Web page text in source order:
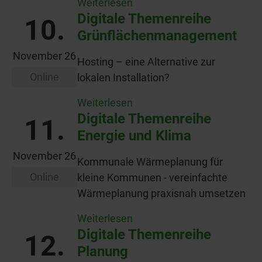
Weiterlesen
10.
November 26
Online
Digitale Themenreihe
Grünflächenmanagement
Hosting – eine Alternative zur
lokalen Installation?
Weiterlesen
11.
November 26
Online
Digitale Themenreihe
Energie und Klima
Kommunale Wärmeplanung für
kleine Kommunen - vereinfachte
Wärmeplanung praxisnah umsetzen
Weiterlesen
12.
Digitale Themenreihe
Planung